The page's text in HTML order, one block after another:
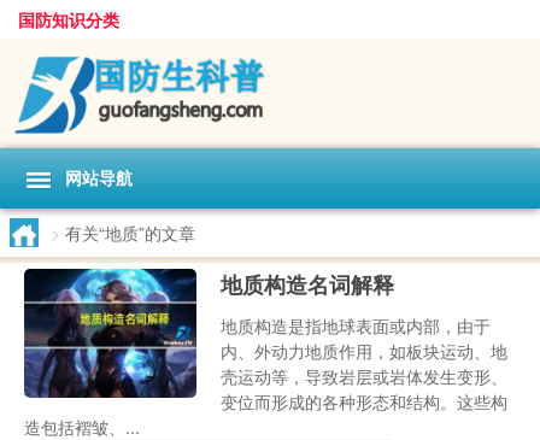
国防知识分类
网站导航
> 有关“地质”的文章
地质构造名词解释
地质构造是指地球表面或内部，由于
内、外动力地质作用，如板块运动、地
壳运动等，导致岩层或岩体发生变形、
变位而形成的各种形态和结构。这些构
造包括褶皱、...